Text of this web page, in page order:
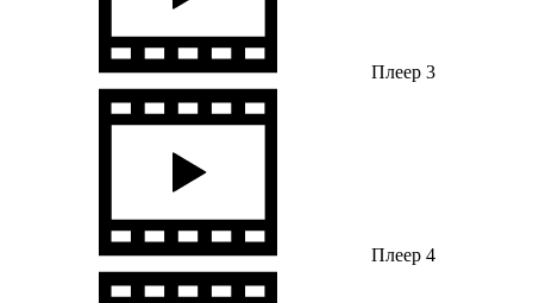
Плеер 3
Плеер 4